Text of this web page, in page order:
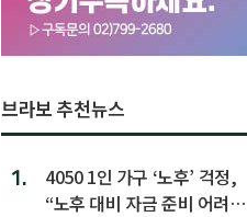
브라보 추천뉴스
1.
4050 1인 가구 ‘노후’ 걱정,
“노후 대비 자금 준비 어려